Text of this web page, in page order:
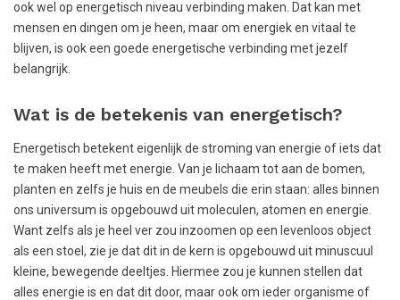
ook wel op energetisch niveau verbinding maken. Dat kan met
mensen en dingen om je heen, maar om energiek en vitaal te
blijven, is ook een goede energetische verbinding met jezelf
belangrijk.
Wat is de betekenis van energetisch?
Energetisch betekent eigenlijk de stroming van energie of iets dat
te maken heeft met energie. Van je lichaam tot aan de bomen,
planten en zelfs je huis en de meubels die erin staan: alles binnen
ons universum is opgebouwd uit moleculen, atomen en energie.
Want zelfs als je heel ver zou inzoomen op een levenloos object
als een stoel, zie je dat dit in de kern is opgebouwd uit minuscuul
kleine, bewegende deeltjes. Hiermee zou je kunnen stellen dat
alles energie is en dat dit door, maar ook om ieder organisme of